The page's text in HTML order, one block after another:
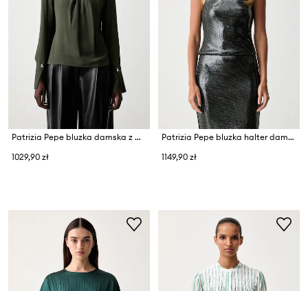
Patrizia Pepe bluzka damska z wiskozą
1029,90 zł
Patrizia Pepe bluzka halter damska
1149,90 zł